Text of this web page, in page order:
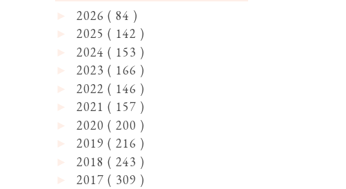
2026 ( 84 )
2025 ( 142 )
2024 ( 153 )
2023 ( 166 )
2022 ( 146 )
2021 ( 157 )
2020 ( 200 )
2019 ( 216 )
2018 ( 243 )
2017 ( 309 )